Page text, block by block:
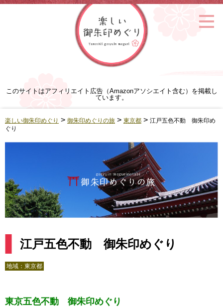
このサイトはアフィリエイト広告（Amazonアソシエイト含む）を掲載し
ています。
楽しい御朱印めぐり > 御朱印めぐりの旅 > 東京都 > 江戸五色不動 御朱印め
ぐり
江戸五色不動 御朱印めぐり
地域： 東京都
東京五色不動 御朱印めぐり